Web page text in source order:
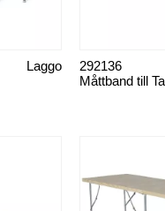
Laggo 292136